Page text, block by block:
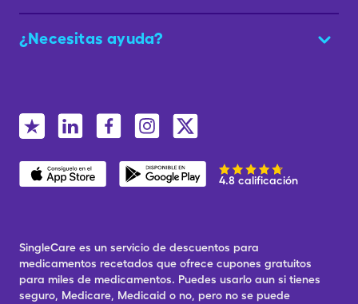
¿Necesitas ayuda?
4.8 calificación
SingleCare es un servicio de descuentos para
medicamentos recetados que ofrece cupones gratuitos
para miles de medicamentos. Puedes usarlo aun si tienes
seguro, Medicare, Medicaid o no, pero no se puede